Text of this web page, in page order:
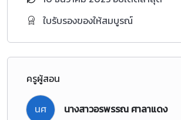
ใบรับรองของให้สมบูรณ์
ครูผู้สอน
นศ นางสาวอรพรรณ ศาลาแดง